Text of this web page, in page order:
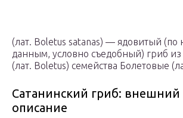
(лат. Boletus satanas) — ядовитый (по
данным, условно съедобный) гриб
(лат. Boletus) семейства Болетовые
Сатанинский гриб: внешний
описание